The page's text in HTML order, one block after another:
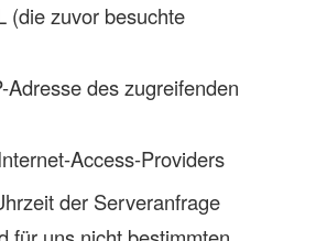
(die zuvor besuchte
Adresse des zugreifenden
Access-Providers
der Serveranfrage